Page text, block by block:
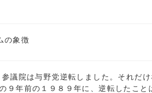
の象徴
議院は与野党逆転しました。それだけ
９年前の１９８９年に、逆転したこ